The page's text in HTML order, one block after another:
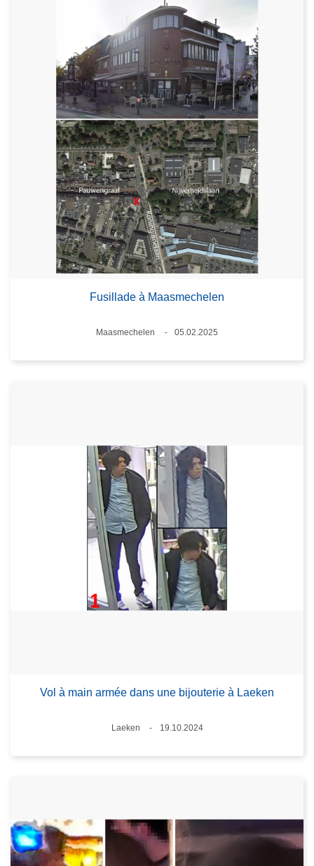
Fusillade à Maasmechelen
Lieux
Maasmechelen
05.02.2025
Vol à main armée dans une bijouterie à Laeken
Lieux
Laeken
19.10.2024